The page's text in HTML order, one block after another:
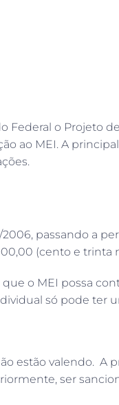
Federal o Projeto
ao MEI. A
passando a
(cento e trinta
o MEI possa
só pode ter
estão valendo. A
ser